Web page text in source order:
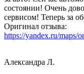
состоянии! Очень
сервисом! Теперь за
Оригинал отзыва:
https://yandex.ru/maps/
Александра Л.